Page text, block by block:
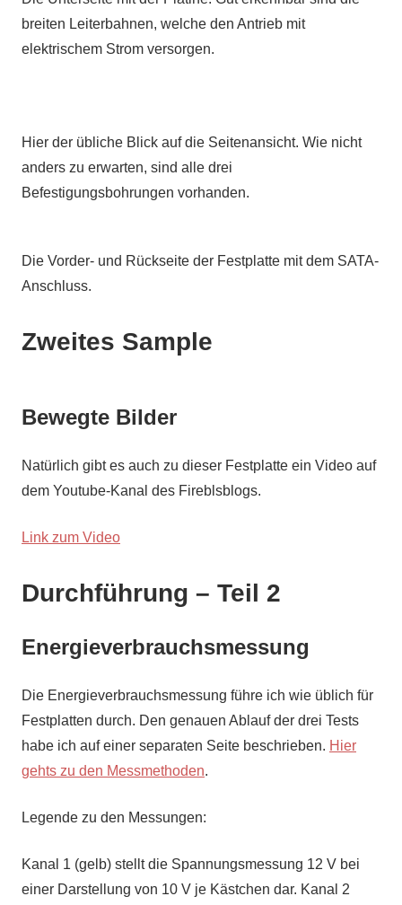
breiten Leiterbahnen, welche den Antrieb mit
elektrischem Strom versorgen.
Hier der übliche Blick auf die Seitenansicht. Wie nicht
anders zu erwarten, sind alle drei
Befestigungsbohrungen vorhanden.
Die Vorder- und Rückseite der Festplatte mit dem SATA-
Anschluss.
Zweites Sample
Bewegte Bilder
Natürlich gibt es auch zu dieser Festplatte ein Video auf
dem Youtube-Kanal des Fireblsblogs.
Link zum Video
Durchführung – Teil 2
Energieverbrauchsmessung
Die Energieverbrauchsmessung führe ich wie üblich für
Festplatten durch. Den genauen Ablauf der drei Tests
habe ich auf einer separaten Seite beschrieben. Hier
gehts zu den Messmethoden.
Legende zu den Messungen:
Kanal 1 (gelb) stellt die Spannungsmessung 12 V bei
einer Darstellung von 10 V je Kästchen dar. Kanal 2